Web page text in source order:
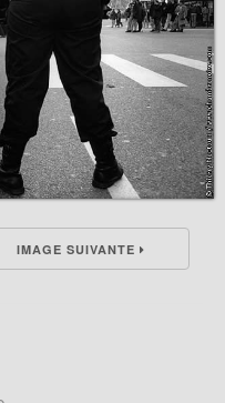
IMAGE SUIVANTE